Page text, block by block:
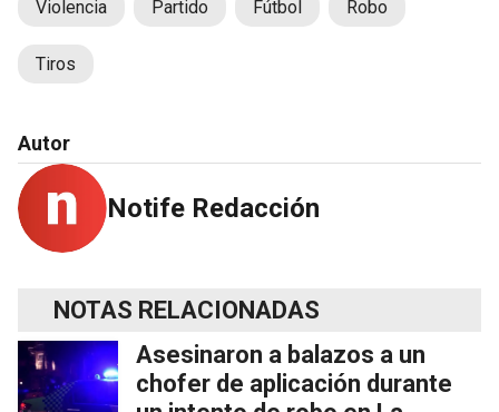
Violencia Partido Fútbol Robo
Tiros
Autor
Notife Redacción
NOTAS RELACIONADAS
Asesinaron a balazos a un
chofer de aplicación durante